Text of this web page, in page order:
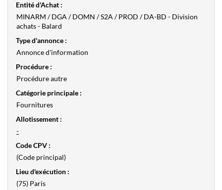
Entité d'Achat :
MINARM / DGA / DOMN / S2A / PROD / DA-BD - Division
achats - Balard
Type d'annonce :
Annonce d'information
Procédure :
Procédure autre
Catégorie principale :
Fournitures
Allotissement :
-
Code CPV :
(Code principal)
Lieu d'exécution :
(75) Paris